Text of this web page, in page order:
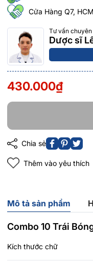
Cửa Hàng Q7, HCM
Tư vấn
Dược sĩ
430.000₫
Chia sẻ
Thêm vào yêu thích
Mô tả sản phẩm
Combo 10 Trái
Kích thước chữ